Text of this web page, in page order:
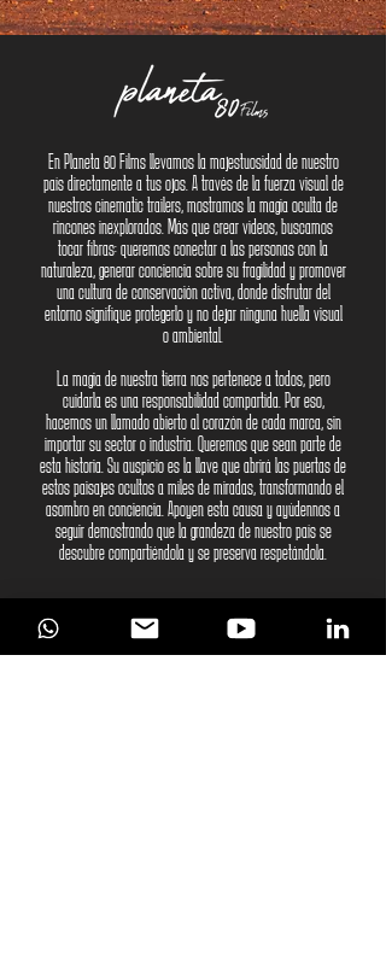
En Planeta 80 Films llevamos la majestuosidad de nuestro
país directamente a tus ojos. A través de la fuerza visual de
nuestros cinematic trailers, mostramos la magia oculta de
rincones inexplorados. Más que crear videos, buscamos
tocar fibras: queremos conectar a las personas con la
naturaleza, generar conciencia sobre su fragilidad y promover
una cultura de conservación activa, donde disfrutar del
entorno signifique protegerlo y no dejar ninguna huella visual
o ambiental.
​La magia de nuestra tierra nos pertenece a todos, pero
cuidarla es una responsabilidad compartida. Por eso,
hacemos un llamado abierto al corazón de cada marca, sin
importar su sector o industria. Queremos que sean parte de
esta historia. Su auspicio es la llave que abrirá las puertas de
estos paisajes ocultos a miles de miradas, transformando el
asombro en conciencia. Apoyen esta causa y ayúdennos a
seguir demostrando que la grandeza de nuestro país se
descubre compartiéndola y se preserva respetándola.